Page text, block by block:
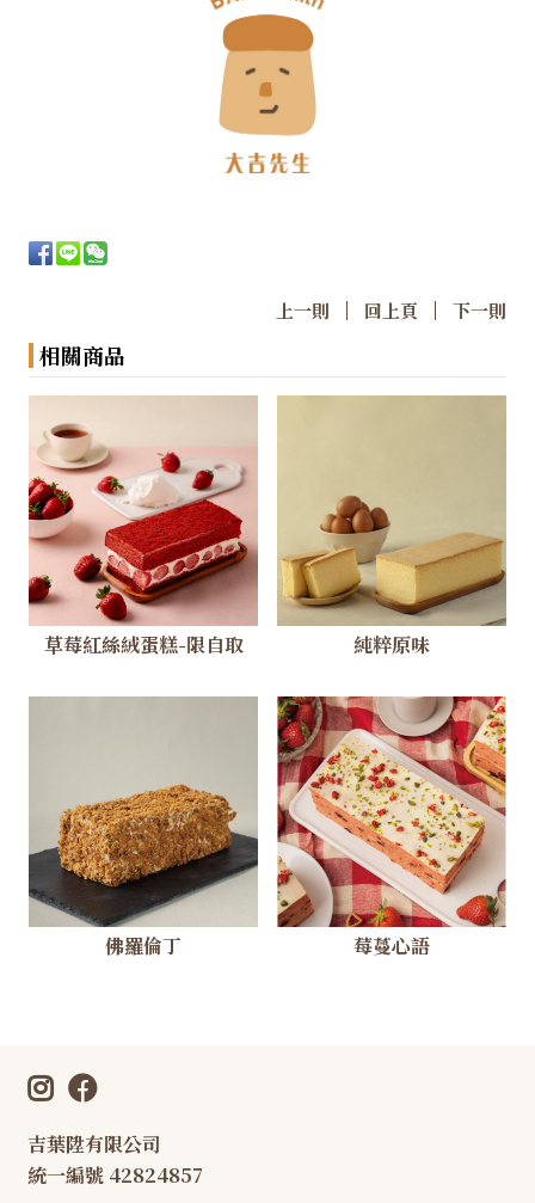
上一則 | 回上頁 |下一則
相關商品
草莓紅絲絨蛋糕-限自取 純粹原味
佛羅倫丁 莓蔓心語
吉葉陞有限公司
統一編號 42824857